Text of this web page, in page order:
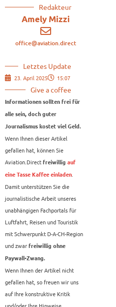
Redakteur
Amely Mizzi
office@aviation.direct
Letztes Update
23. April 2025 15:07
Give a coffee
Informationen sollten frei für
alle sein, doch guter
Journalismus kostet viel Geld.
Wenn Ihnen dieser Artikel
gefallen hat, können Sie
Aviation.Direct freiwillig auf
eine Tasse Kaffee einladen
Damit unterstützen Sie die
journalistische Arbeit unseres
unabhängigen Fachportals für
Luftfahrt, Reisen und Touristik
mit Schwerpunkt D-A-CH-Region
und zwar freiwillig ohne
Paywall-Zwang.
Wenn Ihnen der Artikel nicht
gefallen hat, so freuen wir uns
auf Ihre konstruktive Kritik